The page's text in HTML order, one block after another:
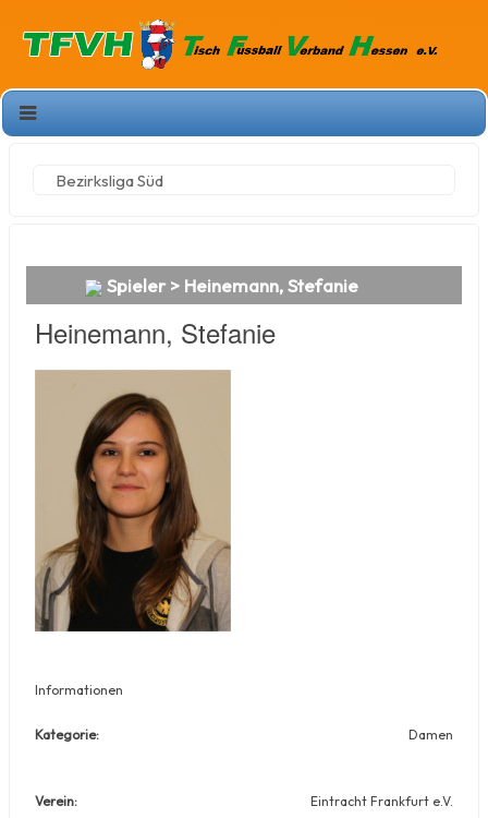
Bezirksliga Süd
Spieler > Heinemann, Stefanie
Heinemann, Stefanie
Informationen
Kategorie: Damen
Verein: Eintracht Frankfurt e.V.